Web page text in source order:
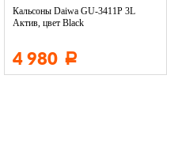
Кальсоны Daiwa GU-3411P 3L
Актив, цвет Black
4 980 Р